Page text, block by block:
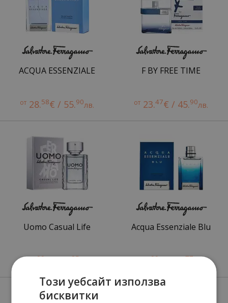
ACQUA ESSENZIALE
от 28.58€ / 55.90лв.
F BY FREE TIME
от 23.47€ / 45.90лв.
Uomo Casual Life
41.90€ / 81.95
Acqua Essenziale Blu
45.90€ / 89.77
Този уебсайт използва
бисквитки